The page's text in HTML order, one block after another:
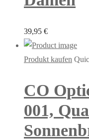
39,95 €
Produkt kaufen
CO
001,